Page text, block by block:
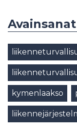
Avainsanat
kymenlaakso